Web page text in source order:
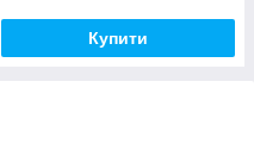
Купити